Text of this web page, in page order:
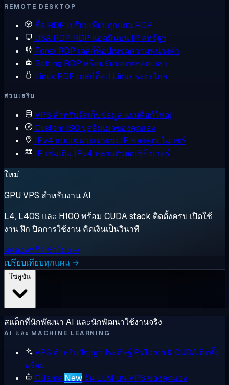
REMOTE DESKTOP
ซื้อ RDP เปรียบเทียบทุกแผน RDP
USA RDP RDP แอดมินบน IP สหรัฐฯ
Forex RDP เดสก์ท็อปเทรดความหน่วงต่ำ
Botting RDP พร้อมรันบอตตลอดเวลา
Linux RDP เดสก์ท็อป Linux ระยะไกล
ส่วนเสริม
VPS สำหรับจัดเก็บข้อมูล แผนดิสก์ใหญ่
Custom ISO บูตอิมเมจของคุณเอง
IPv4 แบบเฉพาะเจาะจง IP ของคุณ ไม่แชร์
IP เพิ่มเติม IPv4 หลายตัวต่อเซิร์ฟเวอร์
ใหม่
GPU VPS สำหรับงาน AI
L4, L40S และ H100 พร้อม CUDA stack ติดตั้งครบ เปิดใช้
งาน ฝึก ปิดการใช้งาน คิดเงินเป็นวินาที
ทดลองฟรี 1 ชั่วโมง →
เปรียบเทียบทุกแผน →
สแต็กที่นักพัฒนา AI และนักพัฒนาใช้งานจริง
AI และ MACHINE LEARNING
VPS สำหรับปัญญาประดิษฐ์ PyTorch & CUDA ติดตั้ง
พร้อม
Ollama New รัน LLM บน VPS ของคุณเอง